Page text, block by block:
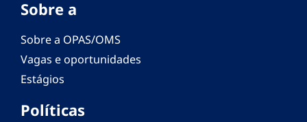
Sobre a
Sobre a OPAS/OMS
Vagas e oportunidades
Estágios
Políticas